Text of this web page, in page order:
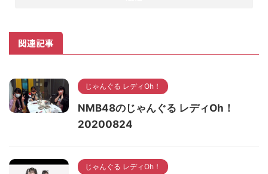
関連記事
じゃんぐる レディOh！
NMB48のじゃんぐる レディOh！
20200824
じゃんぐる レディOh！